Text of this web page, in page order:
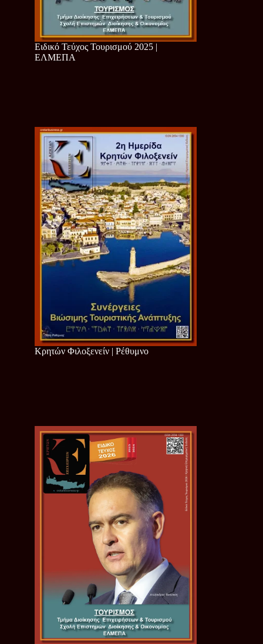
Ειδικό Τεύχος Τουρισμού 2025 |
ΕΛΜΕΠΑ
Κρητών Φιλοξενείν | Ρέθυμνο